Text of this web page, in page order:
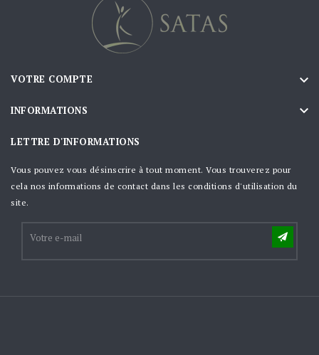
VOTRE COMPTE 
INFORMATIONS 
LETTRE D'INFORMATIONS
Vous pouvez vous désinscrire à tout moment. Vous trouverez pour
cela nos informations de contact dans les conditions d'utilisation du
site.